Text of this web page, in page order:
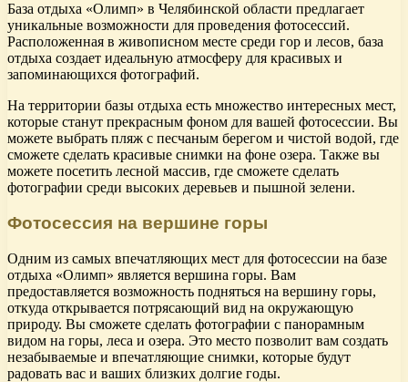
База отдыха «Олимп» в Челябинской области предлагает
уникальные возможности для проведения фотосессий.
Расположенная в живописном месте среди гор и лесов, база
отдыха создает идеальную атмосферу для красивых и
запоминающихся фотографий.
На территории базы отдыха есть множество интересных мест,
которые станут прекрасным фоном для вашей фотосессии. Вы
можете выбрать пляж с песчаным берегом и чистой водой, где
сможете сделать красивые снимки на фоне озера. Также вы
можете посетить лесной массив, где сможете сделать
фотографии среди высоких деревьев и пышной зелени.
Фотосессия на вершине горы
Одним из самых впечатляющих мест для фотосессии на базе
отдыха «Олимп» является вершина горы. Вам
предоставляется возможность подняться на вершину горы,
откуда открывается потрясающий вид на окружающую
природу. Вы сможете сделать фотографии с панорамным
видом на горы, леса и озера. Это место позволит вам создать
незабываемые и впечатляющие снимки, которые будут
радовать вас и ваших близких долгие годы.